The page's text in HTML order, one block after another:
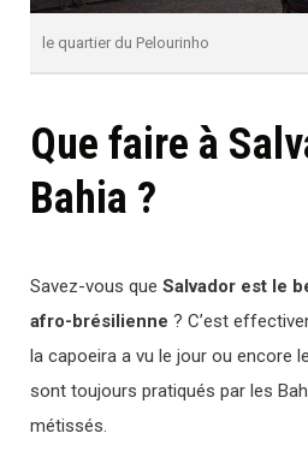
le quartier du Pelourinho
Que faire à
Bahia ?
Savez-vous que Salvador est le
afro-brésilienne ? C’est
la capoeira a vu le jour ou encore
sont toujours pratiqués par les
métissés.